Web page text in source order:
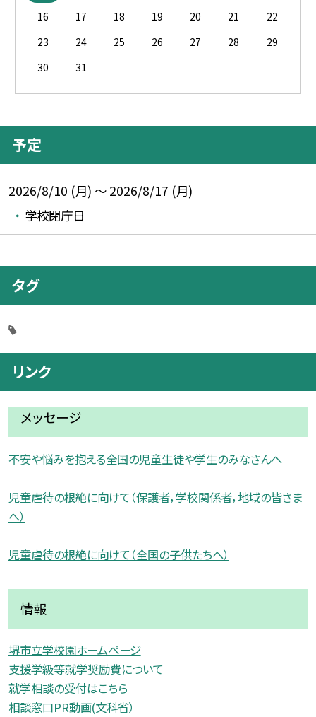
16
17 18 19 20 21
22
23
24 25 26 27 28
29
30
31
予定
2026/8/10 (月) ～ 2026/8/17 (月)
学校閉庁日
タグ
リンク
メッセージ
不安や悩みを抱える全国の児童生徒や学生のみなさんへ
児童虐待の根絶に向けて（保護者，学校関係者，地域の皆さま
へ）
児童虐待の根絶に向けて（全国の子供たちへ）
情報
堺市立学校園ホームページ
支援学級等就学奨励費について
就学相談の受付はこちら
相談窓口PR動画(文科省）